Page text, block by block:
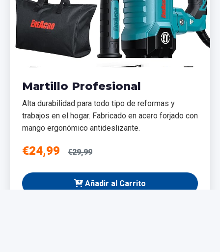
Martillo Profesional
Alta durabilidad para todo tipo de reformas y
trabajos en el hogar. Fabricado en acero forjado con
mango ergonómico antideslizante.
€24,99 €29,99
Añadir al Carrito